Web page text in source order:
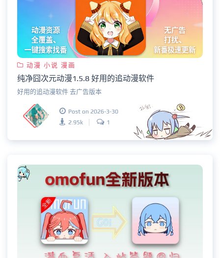
动漫 小说 漫画
纯净囧次元动漫1.5.8 好用的追动漫软件
好用的追动漫软件 去广告版本
Post on 2026-3-30
2.95k
1